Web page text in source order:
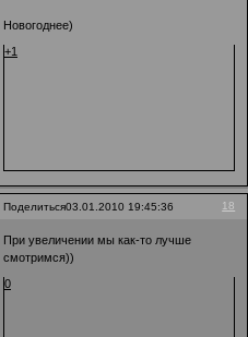
Новогоднее)
+1
Поделиться 18
03.01.2010 19:45:36
При увеличении мы как-то лучше
смотримся))
0